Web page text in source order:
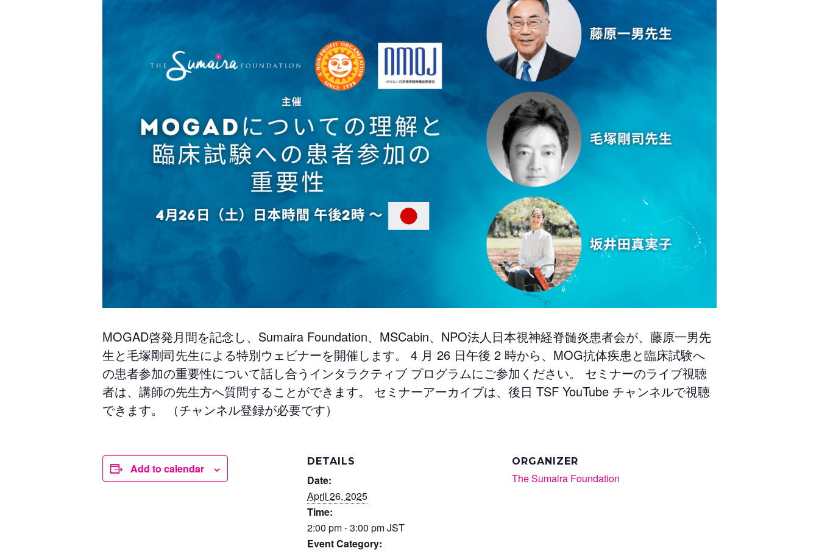
MOGAD啓発月間を記念し、Sumaira Foundation、MSCabin、 NPO法人日本視神経脊髄炎患者会が、 藤原一男先
生と毛塚剛司先生による特別ウェビナーを開催します。 4 月 26 日午後 2 時から、 MOG抗体疾患と臨床試験へ
の患者参加の重要性について話し合う インタラクティブ プログラムにご参加ください。 セミナーのライブ視聴
者は、 講師の先生方へ質問することができます。 セミナーアーカイブは、後日 TSF YouTube チャンネルで視聴
できます。 （チャンネル登録が必要です）
Add to calendar
DETAILS
Date:
April 26, 2025
Time:
2:00 pm - 3:00 pmJST
Event Category:
ORGANIZER
The Sumaira Foundation